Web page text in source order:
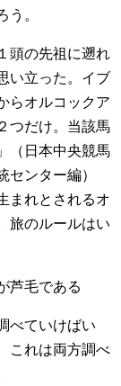
う。
頭の先祖に遡れ
い立った。イブ
らオルコックア
つだけ。当該馬
（日本中央競馬
ンター編）
まれとされるオ
旅のルールはい
芦毛である
べていけばい
これは両方調べ